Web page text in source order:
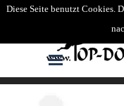
Diese Seite benutzt Cookies.
Direkt zum Seiteninhalt
Menü